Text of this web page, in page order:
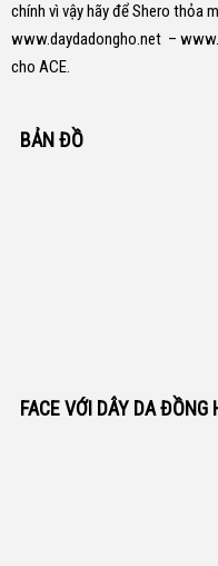
chính vì vậy hãy để Shero thỏa
www.daydadongho.net –
cho ACE.
BẢN ĐỒ
FACE VỚI DÂY DA ĐỒNG